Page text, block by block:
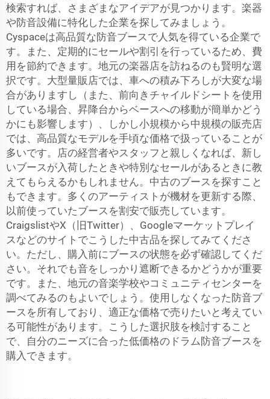
検索すれば、さまざまなアイデアが見つかります。楽器
や防音設備に特化した企業を探してみましょう。
Cyspaceは高品質な防音ブースで人気を得ている企業で
す。また、定期的にセールや割引を行っているため、費
用を節約できます。地元の楽器店を訪ねるのも賢明な選
択です。大型量販店では、車への積み下ろしが大変な場
合がありますし（また、前向きチャイルドシートを使用
している場合、昇降台からベースへの移動が簡単かどう
かにも影響します）、しかし小規模から中規模の販売店
では、高品質なモデルを手頃な価格で扱っていることが
多いです。店の経営者やスタッフと親しくなれば、新し
いブースが入荷したときや特別なセールがあるときに教
えてもらえるかもしれません。中古のブースを探すこと
もできます。多くのアーティストが機材を更新する際、
以前使っていたブースを割安で販売しています。
CraigslistやX（旧Twitter）、Googleマーケットプレイ
スなどのサイトでこうした中古品を探してみてくださ
い。ただし、購入前にブースの状態を必ず確認してくだ
さい。それでも音をしっかり遮断できるかどうかが重要
です。また、地元の音楽学校やコミュニティセンターを
調べてみるのもよいでしょう。使用しなくなった防音ブ
ースを所有しており、適正な価格で売りたいと考えてい
る可能性があります。こうした選択肢を検討すること
で、自分のニーズに合った低価格のドラム防音ブースを
購入できます。